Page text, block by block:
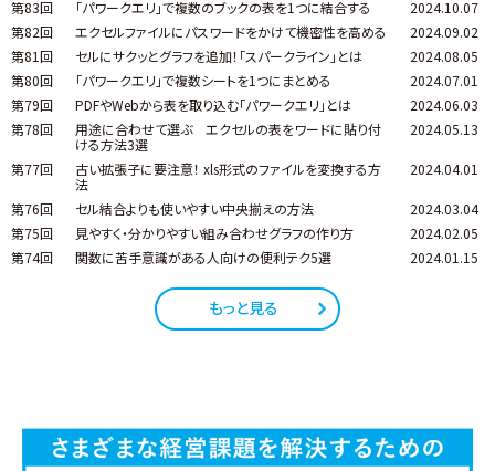
第83回
「パワークエリ」で複数のブックの表を1つに結合する
2024.10.07
第82回
エクセルファイルにパスワードをかけて機密性を高める
2024.09.02
第81回
セルにサクッとグラフを追加！「スパークライン」とは
2024.08.05
第80回
「パワークエリ」で複数シートを1つにまとめる
2024.07.01
第79回
PDFやWebから表を取り込む「パワークエリ」とは
2024.06.03
第78回
用途に合わせて選ぶ エクセルの表をワードに貼り付
ける方法3選
2024.05.13
第77回
古い拡張子に要注意！ xls形式のファイルを変換する方
法
2024.04.01
第76回 セル結合よりも使いやすい中央揃えの方法
2024.03.04
第75回
見やすく・分かりやすい組み合わせグラフの作り方
2024.02.05
第74回
関数に苦手意識がある人向けの便利テク5選 2024.01.15
もっと見る